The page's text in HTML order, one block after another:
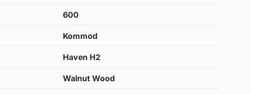
600
Kommod
Haven H2
Walnut Wood